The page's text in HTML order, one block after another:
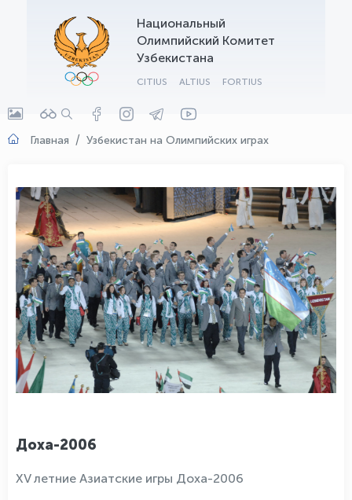
Национальный
Олимпийский Комитет
Узбекистана
CITIUS ALTIUS FORTIUS
Главная Узбекистан на Олимпийских играх
Доха-2006
XV летние Азиатские игры Доха-2006
OLYMPCHIK AI - yordamchi
Онлайн · olympic.uz